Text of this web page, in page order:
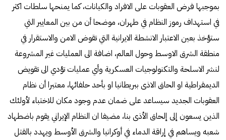
بموجبها فرض العقوبات على الافراد والكيانات، كما يمنحها سلطات اكثر
في استهداف رموز النظام في طهران، موضحا أن من بين المعايير التي
ستؤخذ بعين الاعتبار الانشطة الايرانية التي تقوض الامن والاستقرار في
منطقة الشرق الاوسط وحول العالم، اضافة الى العمليات غير المشروعة
لنشر الاسلحة والتكنولوجيات العسكرية وأي عمليات تؤدي الى تقويض
الديمقراطية او الحاق الاذى ببريطانيا او بأحد حلفائها، معتبرا أن نظام
العقوبات الجديد سيساعد على ضمان عدم وجود مكان للاختباء لأولئك
الذين يسعون إلى إلحاق الأذى بنا، مضيفا ان النظام الإيراني يقوم باضطهاد
شعبه ويساهم في إراقة الدماء في أوكرانيا والشرق الأوسط ويهدد بالقتل